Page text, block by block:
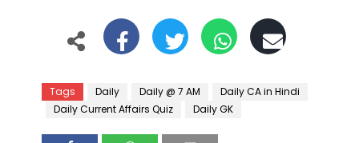
Tags Daily Daily @ 7 AM
Daily CA in Hindi
Daily Current Affairs Quiz
Daily GK